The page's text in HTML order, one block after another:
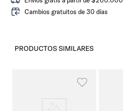
Cambios gratuitos de 30 días
PRODUCTOS SIMILARES